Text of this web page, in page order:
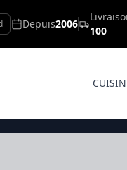
Depuis2006
100